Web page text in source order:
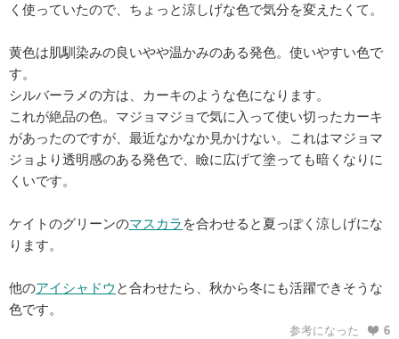
く使っていたので、ちょっと涼しげな色で気分を変えたくて。
黄色は肌馴染みの良いやや温かみのある発色。使いやすい色で
す。
シルバーラメの方は、カーキのような色になります。
これが絶品の色。マジョマジョで気に入って使い切ったカーキ
があったのですが、最近なかなか見かけない。これはマジョマ
ジョより透明感のある発色で、瞼に広げて塗っても暗くなりに
くいです。
ケイトのグリーンのマスカラ を合わせると夏っぽく涼しげにな
ります。
他のアイシャドウ と合わせたら、秋から冬にも活躍できそうな
色です。
参考になった 6